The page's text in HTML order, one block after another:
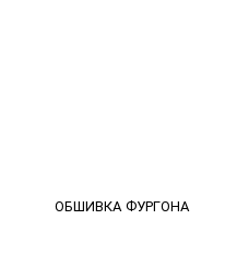
ОБШИВКА ФУРГОНА